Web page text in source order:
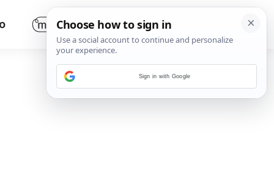
Sign in with Google